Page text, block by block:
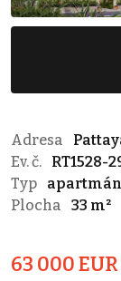
Adresa
Ev. č.
RT1528-
Typ
Plocha
33 m²
63 000 EUR